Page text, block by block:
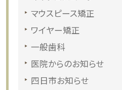
マウスピース矯正
ワイヤー矯正
一般歯科
医院からのお知らせ
四日市お知らせ